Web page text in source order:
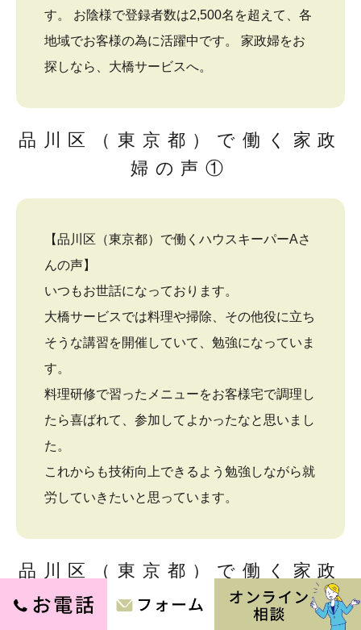
す。 お陰様で登録者数は2,500名を超えて、各
地域でお客様の為に活躍中です。 家政婦をお
探しなら、大橋サービスへ。
品川区（東京都）で働く家政
婦の声①
【品川区（東京都）で働くハウスキーパーAさ
んの声】
いつもお世話になっております。
大橋サービスでは料理や掃除、その他役に立ち
そうな講習を開催していて、勉強になっていま
す。
料理研修で習ったメニューをお客様宅で調理し
たら喜ばれて、参加してよかったなと思いまし
た。
これからも技術向上できるよう勉強しながら就
労していきたいと思っています。
品川区（東京都）で働く家政
婦の声②